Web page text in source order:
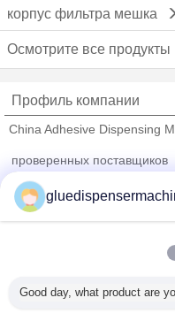
корпус фильтра мешка
Осмотрите все продукты
Профиль компании
China Adhesive Dispensing
проверенных поставщиков
Trust Seal
Все продукты
Good day, what product are